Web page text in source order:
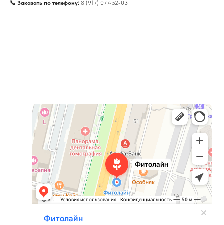
📞 Заказать по телефону: 8 (917) 077-52-03
Фитолайн
Магазин цветов в Чебоксарах
Магазин подарков и сувениров в Чебоксарах